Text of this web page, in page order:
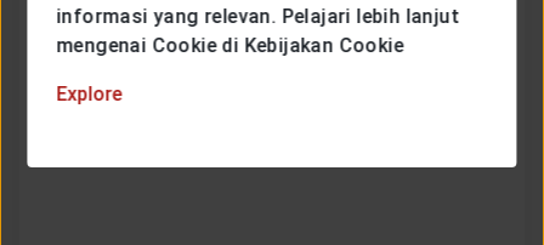
informasi yang relevan. Pelajari lebih lanjut
mengenai Cookie di Kebijakan Cookie
Explore